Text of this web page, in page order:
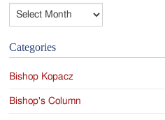
Archives
Categories
Bishop Kopacz
Bishop's Column